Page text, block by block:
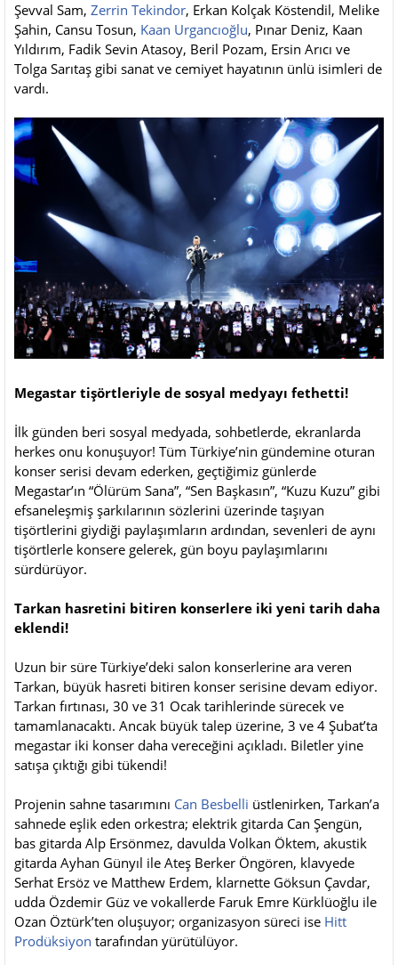
Şevval Sam, Zerrin Tekindor, Erkan Kolçak Köstendil, Melike
Şahin, Cansu Tosun, Kaan Urgancıoğlu, Pınar Deniz, Kaan
Yıldırım, Fadik Sevin Atasoy, Beril Pozam, Ersin Arıcı ve
Tolga Sarıtaş gibi sanat ve cemiyet hayatının ünlü isimleri de
vardı.
Megastar tişörtleriyle de sosyal medyayı fethetti!
İlk günden beri sosyal medyada, sohbetlerde, ekranlarda
herkes onu konuşuyor! Tüm Türkiye’nin gündemine oturan
konser serisi devam ederken, geçtiğimiz günlerde
Megastar’ın “Ölürüm Sana”, “Sen Başkasın”, “Kuzu Kuzu” gibi
efsaneleşmiş şarkılarının sözlerini üzerinde taşıyan
tişörtlerini giydiği paylaşımların ardından, sevenleri de aynı
tişörtlerle konsere gelerek, gün boyu paylaşımlarını
sürdürüyor.
Tarkan hasretini bitiren konserlere iki yeni tarih daha
eklendi!
Uzun bir süre Türkiye’deki salon konserlerine ara veren
Tarkan, büyük hasreti bitiren konser serisine devam ediyor.
Tarkan fırtınası, 30 ve 31 Ocak tarihlerinde sürecek ve
tamamlanacaktı. Ancak büyük talep üzerine, 3 ve 4 Şubat’ta
megastar iki konser daha vereceğini açıkladı. Biletler yine
satışa çıktığı gibi tükendi!
Projenin sahne tasarımını Can Besbelli üstlenirken, Tarkan’a
sahnede eşlik eden orkestra; elektrik gitarda Can Şengün,
bas gitarda Alp Ersönmez, davulda Volkan Öktem, akustik
gitarda Ayhan Günyıl ile Ateş Berker Öngören, klavyede
Serhat Ersöz ve Matthew Erdem, klarnette Göksun Çavdar,
udda Özdemir Güz ve vokallerde Faruk Emre Kürklüoğlu ile
Ozan Öztürk’ten oluşuyor; organizasyon süreci ise Hitt
Prodüksiyon tarafından yürütülüyor.